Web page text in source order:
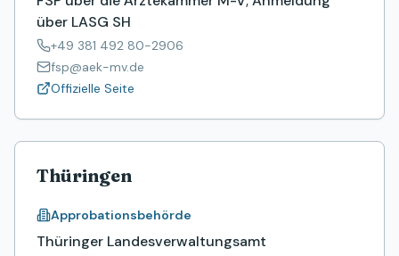
über LASG SH
+49 381 492 80-2906
fsp@aek-mv.de
Offizielle Seite
Thüringen
Approbationsbehörde
Thüringer Landesverwaltungsamt